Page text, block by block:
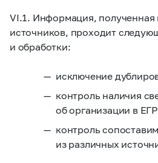
VI.1. Информация, полученная
источников, проходит
и обработки:
исключение
контроль наличия
об организации в
контроль
из различных